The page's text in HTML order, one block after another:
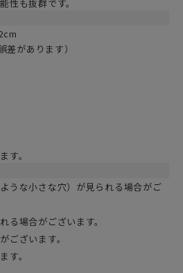
性も抜群です。
があります）
す。
うな小さな穴）が見られる場合がご
る場合がございます。
ございます。
す。